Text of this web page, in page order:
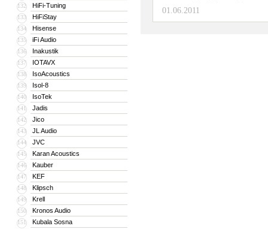
132 HiFi-Tuning
133 HiFiStay
134 Hisense
135 iFi Audio
136 Inakustik
137 IOTAVX
138 IsoAcoustics
139 Isol-8
140 IsoTek
141 Jadis
142 Jico
143 JL Audio
144 JVC
145 Karan Acoustics
146 Kauber
147 KEF
148 Klipsch
149 Krell
150 Kronos Audio
151 Kubala Sosna
01.06.2011